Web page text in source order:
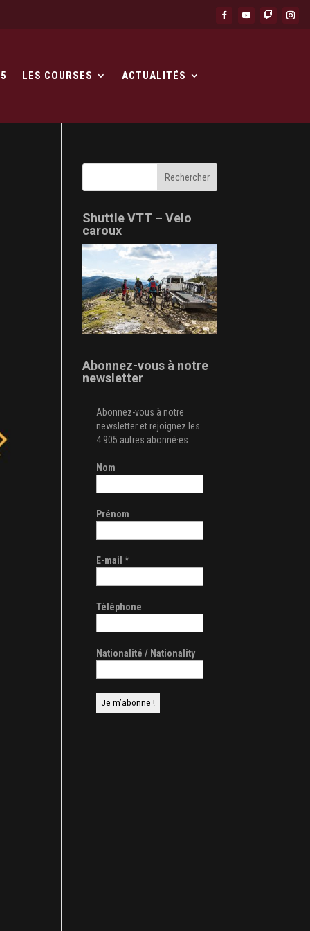
LES COURSES ACTUALITÉS
Shuttle VTT – Velo
caroux
Abonnez-vous à notre
newsletter
Abonnez-vous à notre
newsletter et rejoignez les
4 905 autres abonné·es.
Nom
Prénom
E-mail*
Téléphone
Nationalité / Nationality